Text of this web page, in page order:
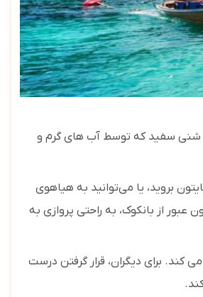
شنی سفید که توسط آب های گرم و
بروید، یا می‌توانید به هیاهوی
از بانکوک، به راحتی پروازی به
کند. برای دیگران، قرار گرفتن درست